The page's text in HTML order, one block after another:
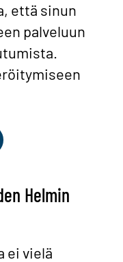
että sinun
palveluun
Helmin
ei vielä